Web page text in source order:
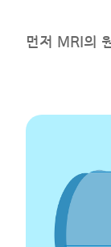
먼저 MRI의